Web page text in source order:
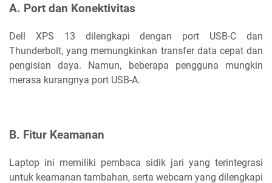
A. Port dan Konektivitas
Dell XPS 13 dilengkapi dengan port USB-C dan
Thunderbolt, yang memungkinkan transfer data cepat dan
pengisian daya. Namun, beberapa pengguna mungkin
merasa kurangnya port USB-A.
B. Fitur Keamanan
Laptop ini memiliki pembaca sidik jari yang terintegrasi
untuk keamanan tambahan, serta webcam yang dilengkapi